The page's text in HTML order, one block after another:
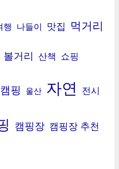
행 나들이 맛집 먹거리
볼거리 산책 쇼핑
핑 울산 자연 전시
캠핑장 캠핑장 추천